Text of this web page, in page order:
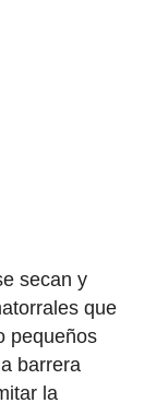
secan y
que
pequeños
barrera
la